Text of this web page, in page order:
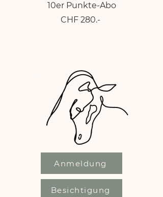
10er Punkte-Abo
CHF 280.-
Anmeldung
Besichtigung